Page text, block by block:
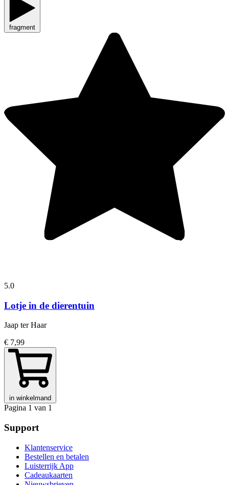
fragment
5.0
Lotje in de dierentuin
Jaap ter Haar
€ 7,99
in winkelmand
Pagina 1 van 1
Support
Klantenservice
Bestellen en betalen
Luisterrijk App
Cadeaukaarten